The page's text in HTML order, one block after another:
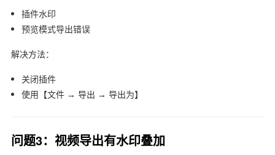
插件水印
预览模式导出错误
解决方法：
关闭插件
使用【文件 → 导出 → 导出为】
问题3：视频导出有水印叠加